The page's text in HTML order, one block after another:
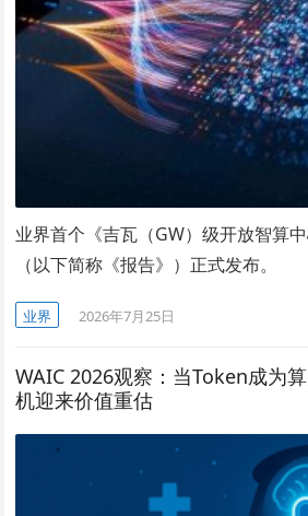
业界首个《吉瓦（GW）级开放智算中
（以下简称《报告》）正式发布。
业界 2026年7月25日
WAIC 2026观察：当Token成为
机迎来价值重估